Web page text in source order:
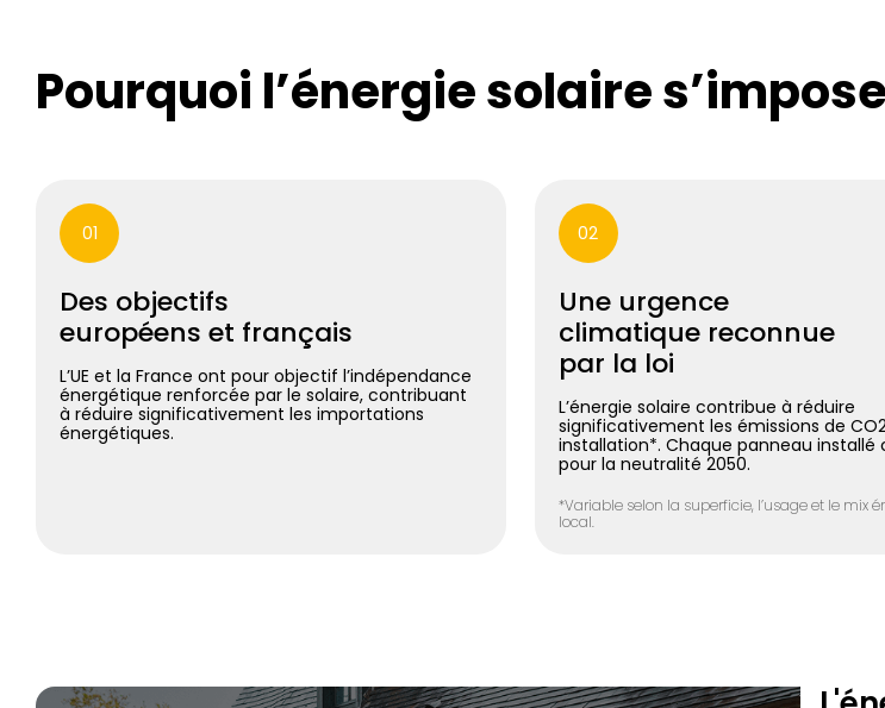
Pourquoi l’énergie solaire
01
Des objectifs
européens et français
L’UE et la France ont pour objectif l’indépendance
énergétique renforcée par le solaire, contribuant
à réduire significativement les importations
énergétiques.
02
Une urgence
climatique reconnue
par la loi
L’énergie solaire contribue à réduire
significativement les émissions de
installation*. Chaque panneau installé
pour la neutralité 2050.
*Variable selon la superficie, l’usage et le mix
local.